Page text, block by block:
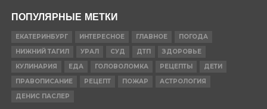
ПОПУЛЯРНЫЕ МЕТКИ
ЕКАТЕРИНБУРГ ИНТЕРЕСНОЕ ГЛАВНОЕ
ПОГОДА
НИЖНИЙ ТАГИЛ
УРАЛ СУД ДТП
ЗДОРОВЬЕ
КУЛИНАРИЯ
ЕДА ГОЛОВОЛОМКА РЕЦЕПТЫ
ДЕТИ
ПРАВОПИСАНИЕ
РЕЦЕПТ ПОЖАР
АСТРОЛОГИЯ
ДЕНИС ПАСЛЕР